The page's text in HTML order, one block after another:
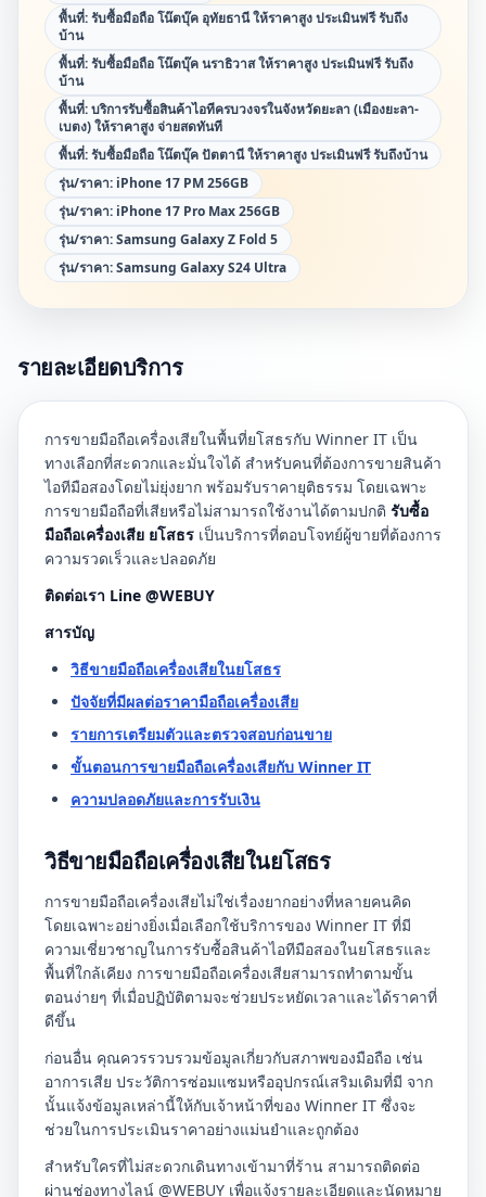
พื้นที่:รับซื้อมือถือ โน๊ตบุ๊ค อุทัยธานี ให้ราคาสูง ประเมินฟรี รับถึง
บ้าน
พื้นที่:รับซื้อมือถือ โน๊ตบุ๊ค นราธิวาส ให้ราคาสูง ประเมินฟรี รับถึง
บ้าน
พื้นที่:บริการรับซื้อสินค้าไอทีครบวงจรในจังหวัดยะลา (เมืองยะลา-
เบตง) ให้ราคาสูง จ่ายสดทันที
พื้นที่:รับซื้อมือถือ โน๊ตบุ๊ค ปัตตานี ให้ราคาสูง ประเมินฟรี รับถึงบ้าน
รุ่น/ราคา: iPhone 17 PM 256GB
รุ่น/ราคา: iPhone 17 Pro Max 256GB
รุ่น/ราคา:Samsung Galaxy Z Fold 5
รุ่น/ราคา:Samsung Galaxy S24 Ultra
รายละเอียดบริการ
การขายมือถือเครื่องเสียในพื้นที่ยโสธรกับ Winner IT เป็น
ทางเลือกที่สะดวกและมั่นใจได้ สำหรับคนที่ต้องการขายสินค้า
ไอทีมือสองโดยไม่ยุ่งยาก พร้อมรับราคายุติธรรม โดยเฉพาะ
การขายมือถือที่เสียหรือไม่สามารถใช้งานได้ตามปกติ รับซื้อ
มือถือเครื่องเสีย ยโสธร เป็นบริการที่ตอบโจทย์ผู้ขายที่ต้องการ
ความรวดเร็วและปลอดภัย
ติดต่อเรา Line @WEBUY
สารบัญ
วิธีขายมือถือเครื่องเสียในยโสธร
ปัจจัยที่มีผลต่อราคามือถือเครื่องเสีย
รายการเตรียมตัวและตรวจสอบก่อนขาย
ขั้นตอนการขายมือถือเครื่องเสียกับ Winner IT
ความปลอดภัยและการรับเงิน
วิธีขายมือถือเครื่องเสียในยโสธร
การขายมือถือเครื่องเสียไม่ใช่เรื่องยากอย่างที่หลายคนคิด
โดยเฉพาะอย่างยิ่งเมื่อเลือกใช้บริการของ Winner IT ที่มี
ความเชี่ยวชาญในการรับซื้อสินค้าไอทีมือสองในยโสธรและ
พื้นที่ใกล้เคียง การขายมือถือเครื่องเสียสามารถทำตามขั้น
ตอนง่ายๆ ที่เมื่อปฏิบัติตามจะช่วยประหยัดเวลาและได้ราคาที่
ดีขึ้น
ก่อนอื่น คุณควรรวบรวมข้อมูลเกี่ยวกับสภาพของมือถือ เช่น
อาการเสีย ประวัติการซ่อมแซมหรืออุปกรณ์เสริมเดิมที่มี จาก
นั้นแจ้งข้อมูลเหล่านี้ให้กับเจ้าหน้าที่ของ Winner IT ซึ่งจะ
ช่วยในการประเมินราคาอย่างแม่นยำและถูกต้อง
สำหรับใครที่ไม่สะดวกเดินทางเข้ามาที่ร้าน สามารถติดต่อ
ผ่านช่องทางไลน์ @WEBUY เพื่อแจ้งรายละเอียดและนัดหมาย